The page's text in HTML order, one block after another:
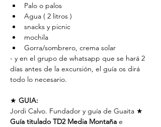
Palo o palos
Agua ( 2 litros )
snacks y picnic
mochila
Gorra/sombrero, crema solar
- y en el grupo de whatsapp que se hará 2
días antes de la excursión, el guía os dirá
todo lo necesario.
★ GUIA:
Jordi Calvo. Fundador y guía de Guaita ★
Guía titulado TD2 Media Montaña e